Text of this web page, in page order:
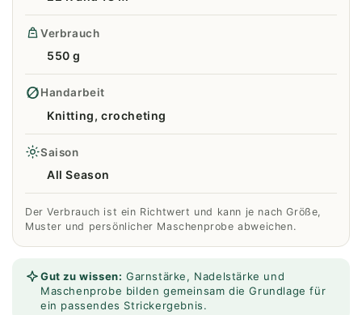
Verbrauch
550 g
Handarbeit
Knitting, crocheting
Saison
All Season
Der Verbrauch ist ein Richtwert und kann je nach Größe,
Muster und persönlicher Maschenprobe abweichen.
Gut zu wissen: Garnstärke, Nadelstärke und
Maschenprobe bilden gemeinsam die Grundlage für
ein passendes Strickergebnis.